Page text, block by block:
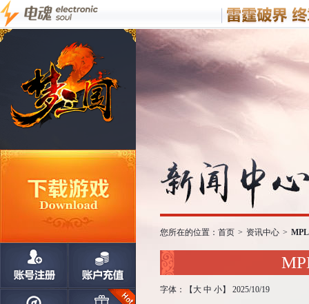
您所在的位置： 首页 > 资讯中心 >
字体：【 大 中 小】 2025/10/19